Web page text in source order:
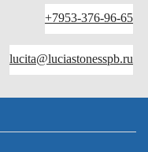
+7953-376-96-65
lucita@luciastonesspb.ru